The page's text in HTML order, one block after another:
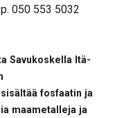
050 553 5032
Savukoskella Itä-
fosfaatin ja
maametalleja ja